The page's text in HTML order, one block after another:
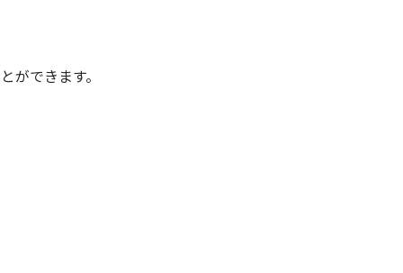
ができます。